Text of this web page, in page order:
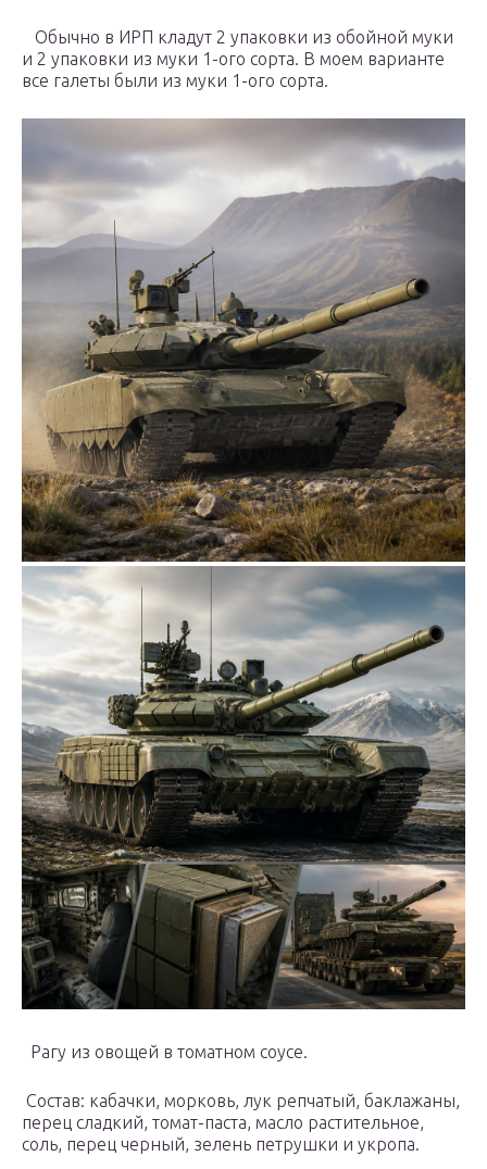
Обычно в ИРП кладут 2 упаковки из обойной муки
и 2 упаковки из муки 1-ого сорта. В моем варианте
все галеты были из муки 1-ого сорта.
Рагу из овощей в томатном соусе.
Состав: кабачки, морковь, лук репчатый, баклажаны,
перец сладкий, томат-паста, масло растительное,
соль, перец черный, зелень петрушки и укропа.